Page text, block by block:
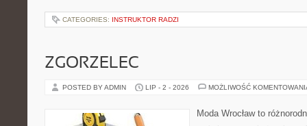
CATEGORIES: INSTRUKTOR RADZI
ZGORZELEC
POSTED BY ADMIN LIP - 2 - 2026 MOŻLIWOŚĆ
Moda Wrocław to